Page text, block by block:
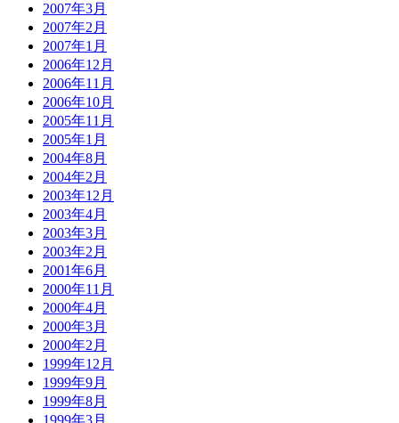
2007年3月
2007年2月
2007年1月
2006年12月
2006年11月
2006年10月
2005年11月
2005年1月
2004年8月
2004年2月
2003年12月
2003年4月
2003年3月
2003年2月
2001年6月
2000年11月
2000年4月
2000年3月
2000年2月
1999年12月
1999年9月
1999年8月